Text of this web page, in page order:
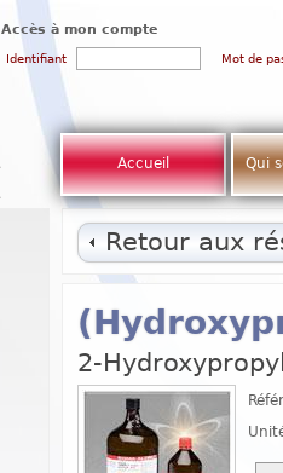
Accès à mon compte
Identifiant Mot de
Accueil Qui
Retour aux
2-